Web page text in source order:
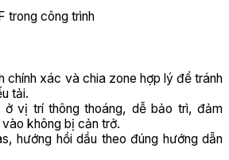
trong công trình
chính xác và chia zone hợp lý để tránh
tải.
ở vị trí thông thoáng, dễ bảo trì, đảm
không bị cản trở.
hướng hồi dầu theo đúng hướng dẫn